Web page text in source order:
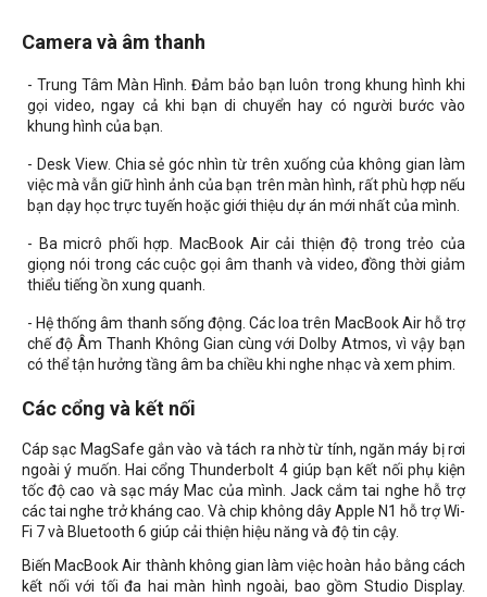
Camera và âm thanh
- Trung Tâm Màn Hình. Đảm bảo bạn luôn trong khung hình khi
gọi video, ngay cả khi bạn di chuyển hay có người bước vào
khung hình của bạn.
- Desk View. Chia sẻ góc nhìn từ trên xuống của không gian làm
việc mà vẫn giữ hình ảnh của bạn trên màn hình, rất phù hợp nếu
bạn dạy học trực tuyến hoặc giới thiệu dự án mới nhất của mình.
- Ba micrô phối hợp. MacBook Air cải thiện độ trong trẻo của
giọng nói trong các cuộc gọi âm thanh và video, đồng thời giảm
thiểu tiếng ồn xung quanh.
- Hệ thống âm thanh sống động. Các loa trên MacBook Air hỗ trợ
chế độ Âm Thanh Không Gian cùng với Dolby Atmos, vì vậy bạn
có thể tận hưởng tầng âm ba chiều khi nghe nhạc và xem phim.
Các cổng và kết nối
Cáp sạc MagSafe gắn vào và tách ra nhờ từ tính, ngăn máy bị rơi
ngoài ý muốn. Hai cổng Thunderbolt 4 giúp bạn kết nối phụ kiện
tốc độ cao và sạc máy Mac của mình. Jack cắm tai nghe hỗ trợ
các tai nghe trở kháng cao. Và chip không dây Apple N1 hỗ trợ Wi-
Fi 7 và Bluetooth 6 giúp cải thiện hiệu năng và độ tin cậy.
Biến MacBook Air thành không gian làm việc hoàn hảo bằng cách
kết nối với tối đa hai màn hình ngoài, bao gồm Studio Display.